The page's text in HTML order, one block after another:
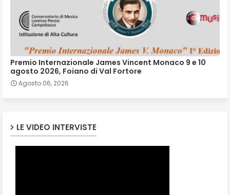
Premio Internazionale James Vincent Monaco 9 e 10
agosto 2026, Foiano di Val Fortore
Agosto 06, 2026
LE VIDEO INTERVISTE